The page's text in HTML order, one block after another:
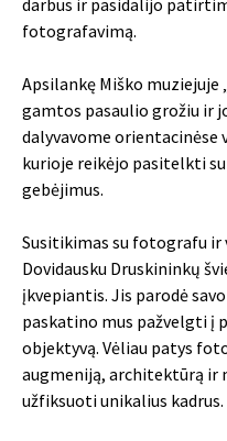
darbus ir pasidalijo
fotografavimą.
Apsilankę Miško muziejuje
gamtos pasaulio grožiu ir
dalyvavome orientacinėse
kurioje reikėjo pasitelkti
gebėjimus.
Susitikimas su fotografu
Dovidausku Druskininkų
įkvepiantis. Jis parodė
paskatino mus pažvelgti į
objektyvą. Vėliau patys
augmeniją, architektūrą ir
užfiksuoti unikalius kadrus.